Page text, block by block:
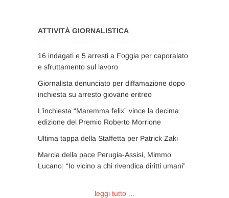
ATTIVITÀ GIORNALISTICA
16 indagati e 5 arresti a Foggia per caporalato
e sfruttamento sul lavoro
Giornalista denunciato per diffamazione dopo
inchiesta su arresto giovane eritreo
L’inchiesta “Maremma felix” vince la decima
edizione del Premio Roberto Morrione
Ultima tappa della Staffetta per Patrick Zaki
Marcia della pace Perugia-Assisi, Mimmo
Lucano: “Io vicino a chi rivendica diritti umani”
leggi tutto ...